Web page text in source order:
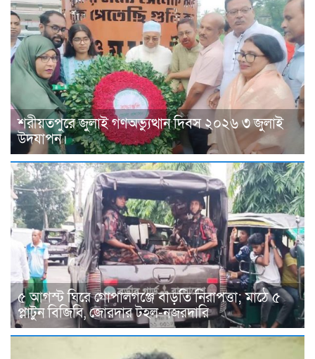
শরীয়তপুরে জুলাই গণঅভ্যুত্থান দিবস ২০২৬ ৩ জুলাই
উদযাপন।
৫ আগস্ট ঘিরে গোপালগঞ্জে বাড়তি নিরাপত্তা; মাঠে ৫
প্লাটুন বিজিবি, জোরদার টহল-নজরদারি